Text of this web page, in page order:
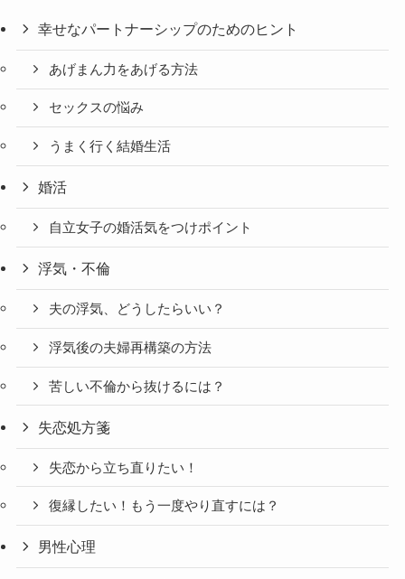
幸せなパートナーシップのためのヒント
あげまん力をあげる方法
セックスの悩み
うまく行く結婚生活
婚活
自立女子の婚活気をつけポイント
浮気・不倫
夫の浮気、どうしたらいい？
浮気後の夫婦再構築の方法
苦しい不倫から抜けるには？
失恋処方箋
失恋から立ち直りたい！
復縁したい！もう一度やり直すには？
男性心理